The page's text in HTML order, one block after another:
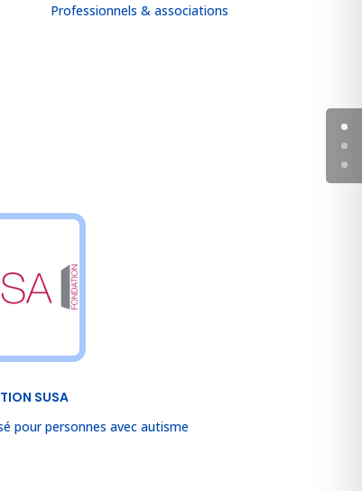
Professionnels & associations
SUSA
pour personnes avec autisme